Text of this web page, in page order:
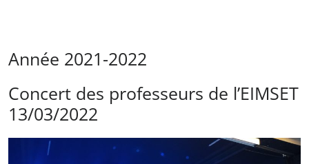
Année 2021-2022
Concert des professeurs de l’EIMSET
13/03/2022